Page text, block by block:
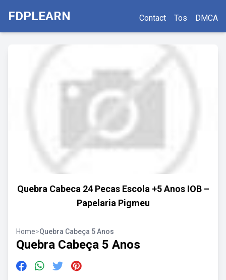
FDPLEARN Contact Tos DMCA
Quebra Cabeca 24 Pecas Escola +5 Anos IOB –
Papelaria Pigmeu
Home>Quebra Cabeça 5 Anos
Quebra Cabeça 5 Anos